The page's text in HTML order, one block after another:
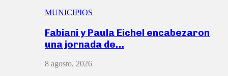
MUNICIPIOS
Fabiani y Paula Eichel encabezaron
una jornada de…
8 agosto, 2026